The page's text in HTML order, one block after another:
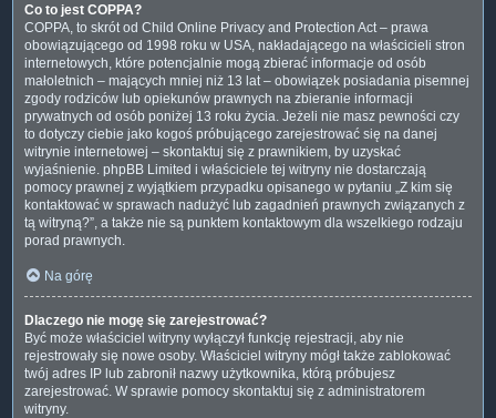
Co to jest COPPA?
COPPA, to skrót od Child Online Privacy and Protection Act – prawa
obowiązującego od 1998 roku w USA, nakładającego na właścicieli stron
internetowych, które potencjalnie mogą zbierać informacje od osób
małoletnich – mających mniej niż 13 lat – obowiązek posiadania pisemnej
zgody rodziców lub opiekunów prawnych na zbieranie informacji
prywatnych od osób poniżej 13 roku życia. Jeżeli nie masz pewności czy
to dotyczy ciebie jako kogoś próbującego zarejestrować się na danej
witrynie internetowej – skontaktuj się z prawnikiem, by uzyskać
wyjaśnienie. phpBB Limited i właściciele tej witryny nie dostarczają
pomocy prawnej z wyjątkiem przypadku opisanego w pytaniu „Z kim się
kontaktować w sprawach nadużyć lub zagadnień prawnych związanych z
tą witryną?”, a także nie są punktem kontaktowym dla wszelkiego rodzaju
porad prawnych.
Na górę
Dlaczego nie mogę się zarejestrować?
Być może właściciel witryny wyłączył funkcję rejestracji, aby nie
rejestrowały się nowe osoby. Właściciel witryny mógł także zablokować
twój adres IP lub zabronił nazwy użytkownika, którą próbujesz
zarejestrować. W sprawie pomocy skontaktuj się z administratorem
witryny.